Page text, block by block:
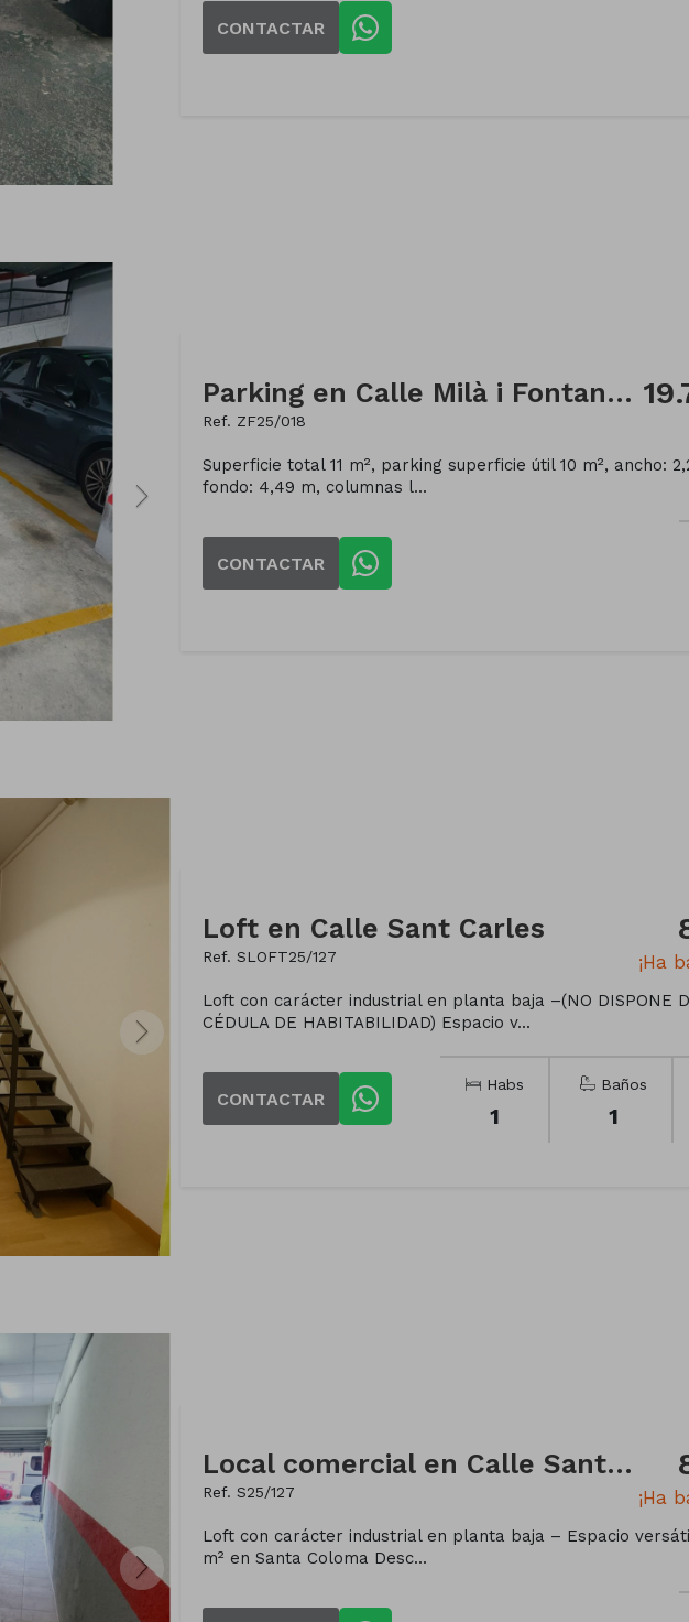
CONTACTAR
Parking en Calle Milà i Fontanals
Ref. ZF25/018
Superficie total 11 m², parking superficie útil 10 m², ancho:
fondo: 4,49 m, columnas l...
CONTACTAR
Loft en Calle Sant Carles
Ref. SLOFT25/127 ¡Ha
Loft con carácter industrial en planta baja –(NO DISPONE
CÉDULA DE HABITABILIDAD) Espacio v...
CONTACTAR
Habs
1
Baños
1
Local comercial en Calle Sant Carles
Ref. S25/127 ¡Ha
Loft con carácter industrial en planta baja – Espacio
m² en Santa Coloma Desc...